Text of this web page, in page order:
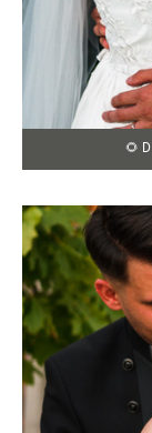
🌻